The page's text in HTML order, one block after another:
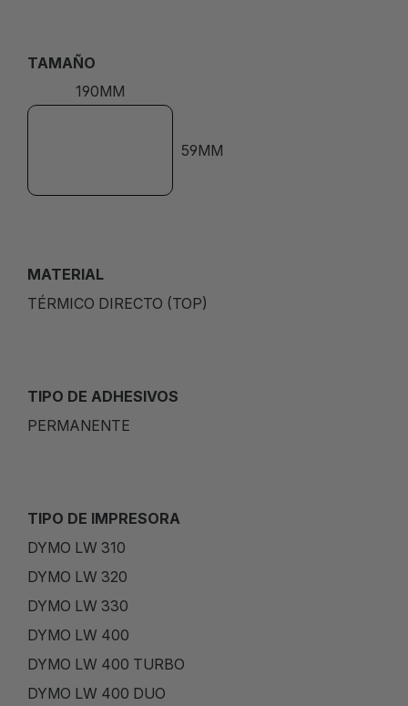
TAMAÑO
190MM
59MM
MATERIAL
TÉRMICO DIRECTO (TOP)
TIPO DE ADHESIVOS
PERMANENTE
TIPO DE IMPRESORA
DYMO LW 310
DYMO LW 320
DYMO LW 330
DYMO LW 400
DYMO LW 400 TURBO
DYMO LW 400 DUO